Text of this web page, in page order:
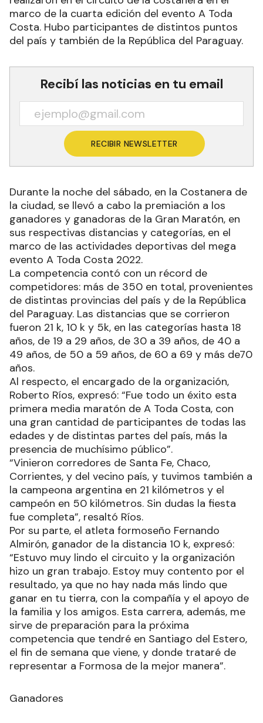
marco de la cuarta edición del evento A Toda
Costa. Hubo participantes de distintos puntos
del país y también de la República del Paraguay.
Recibí las noticias en tu email
RECIBIR NEWSLETTER
Durante la noche del sábado, en la Costanera de
la ciudad, se llevó a cabo la premiación a los
ganadores y ganadoras de la Gran Maratón, en
sus respectivas distancias y categorías, en el
marco de las actividades deportivas del mega
evento A Toda Costa 2022.
La competencia contó con un récord de
competidores: más de 350 en total, provenientes
de distintas provincias del país y de la República
del Paraguay. Las distancias que se corrieron
fueron 21 k, 10 k y 5k, en las categorías hasta 18
años, de 19 a 29 años, de 30 a 39 años, de 40 a
49 años, de 50 a 59 años, de 60 a 69 y más de70
años.
Al respecto, el encargado de la organización,
Roberto Ríos, expresó: “Fue todo un éxito esta
primera media maratón de A Toda Costa, con
una gran cantidad de participantes de todas las
edades y de distintas partes del país, más la
presencia de muchísimo público”.
“Vinieron corredores de Santa Fe, Chaco,
Corrientes, y del vecino país, y tuvimos también a
la campeona argentina en 21 kilómetros y el
campeón en 50 kilómetros. Sin dudas la fiesta
fue completa”, resaltó Ríos.
Por su parte, el atleta formoseño Fernando
Almirón, ganador de la distancia 10 k, expresó:
“Estuvo muy lindo el circuito y la organización
hizo un gran trabajo. Estoy muy contento por el
resultado, ya que no hay nada más lindo que
ganar en tu tierra, con la compañía y el apoyo de
la familia y los amigos. Esta carrera, además, me
sirve de preparación para la próxima
competencia que tendré en Santiago del Estero,
el fin de semana que viene, y donde trataré de
representar a Formosa de la mejor manera”.
Ganadores